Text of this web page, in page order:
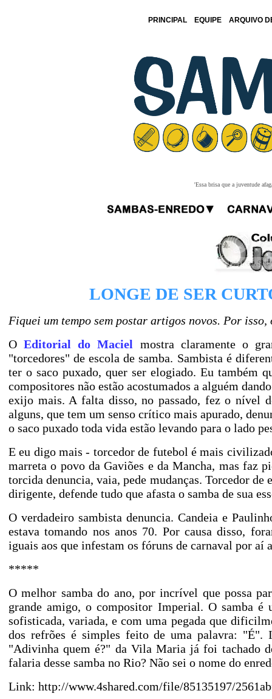
PRINCIPAL EQUIPE ARQUIVO
'Essa brisa que a juventude
LONGE DE SER
Fiquei um tempo sem postar artigos novos. Por
OEditorial do Maciel mostra claramente o
"torcedores" de escola de samba. Sambista é
ter o saco puxado, quer ser elogiado. Eu também
compositores não estão acostumados a alguém
exijo mais. A falta disso, no passado, fez o nível
alguns, que tem um senso crítico mais apurado,
o saco puxado toda vida estão levando para o lado
E eu digo mais - torcedor de futebol é mais
marreta o povo da Gaviões e da Mancha, mas faz
torcida denuncia, vaia, pede mudanças. Torcedor
dirigente, defende tudo que afasta o samba de sua
O verdadeiro sambista denuncia. Candeia e
estava tomando nos anos 70. Por causa disso,
iguais aos que infestam os fóruns de carnaval por aí
*****
O melhor samba do ano, por incrível que possa
grande amigo, o compositor Imperial. O samba é
sofisticada, variada, e com uma pegada que
dos refrões é simples feito de uma palavra: "É".
"Adivinha quem é?" da Vila Maria já foi tachado
falaria desse samba no Rio? Não sei o nome do
Link: http://www.4shared.com/file/85135197/